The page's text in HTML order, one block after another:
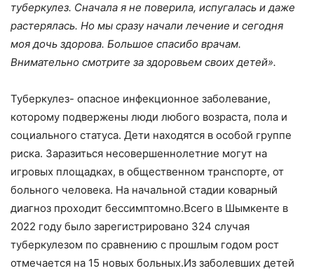
туберкулез. Сначала я не поверила, испугалась и даже
растерялась. Но мы сразу начали лечение и сегодня
моя дочь здорова. Большое спасибо врачам.
Внимательно смотрите за здоровьем своих детей».
Туберкулез- опасное инфекционное заболевание,
которому подвержены люди любого возраста, пола и
социального статуса. Дети находятся в особой группе
риска. Заразиться несовершеннолетние могут на
игровых площадках, в общественном транспорте, от
больного человека. На начальной стадии коварный
диагноз проходит бессимптомно.Всего в Шымкенте в
2022 году было зарегистрировано 324 случая
туберкулезом по сравнению с прошлым годом рост
отмечается на 15 новых больных.Из заболевших детей